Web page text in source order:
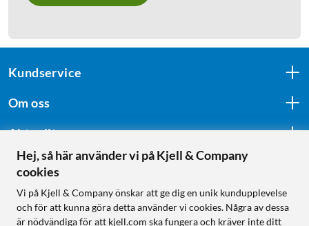
Kundservice
Om oss
Aktuellt
Följ oss
Hej, så här använder vi på Kjell & Company
cookies
Vi på Kjell & Company önskar att ge dig en unik kundupplevelse
och för att kunna göra detta använder vi cookies. Några av dessa
är nödvändiga för att kjell.com ska fungera och kräver inte ditt